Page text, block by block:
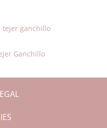
Ganchillo